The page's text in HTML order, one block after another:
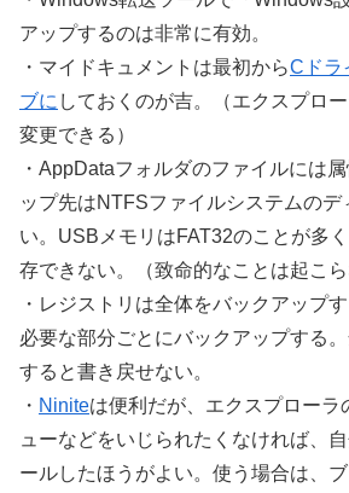
アップするのは非常に有効。
・マイドキュメントは最初からCドラ
ブに しておくのが吉。（エクスプロ
変更できる）
・AppDataフォルダのファイルには
ップ先はNTFSファイルシステムのデ
い。USBメモリはFAT32のことが多
存できない。（致命的なことは起こら
・レジストリは全体をバックアップ
必要な部分ごとにバックアップする
すると書き戻せない。
・ Niniteは便利だが、エクスプローラ
ューなどをいじられたくなければ、
ールしたほうがよい。使う場合は、